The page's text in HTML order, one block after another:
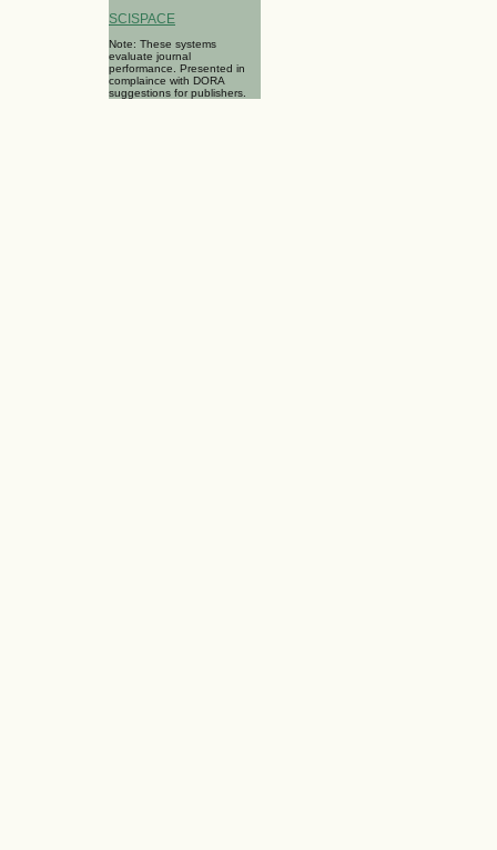
SCISPACE
Note: These systems
evaluate journal
performance. Presented in
complaince with DORA
suggestions for publishers.